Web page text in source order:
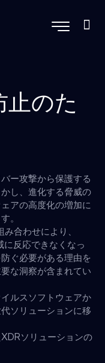
止のた
ー攻撃から保護する
し、進化する脅威の
アの高度化の増加に
。
合わせにより、
に反応できなくなっ
ぐ必要がある理由を
な洞察が含まれてい
ルスソフトウェアか
ソリューションに移
ソリューションの